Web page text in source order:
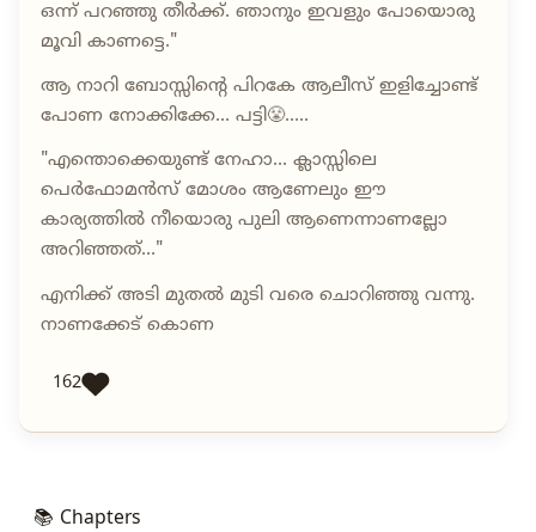
ഒന്ന് പറഞ്ഞു തീർക്ക്. ഞാനും ഇവളും പോയൊരു
മൂവി കാണട്ടെ."
ആ നാറി ബോസ്സിന്റെ പിറകേ ആലീസ് ഇളിച്ചോണ്ട്
പോണ നോക്കിക്കേ... പട്ടി😤.....
"എന്തൊക്കെയുണ്ട് നേഹാ... ക്ലാസ്സിലെ
പെർഫോമൻസ് മോശം ആണേലും ഈ
കാര്യത്തിൽ നീയൊരു പുലി ആണെന്നാണല്ലോ
അറിഞ്ഞത്..."
എനിക്ക് അടി മുതൽ മുടി വരെ ചൊറിഞ്ഞു വന്നു.
നാണക്കേട് കൊണ
162
📚 Chapters